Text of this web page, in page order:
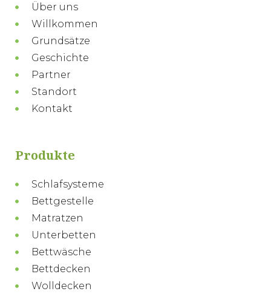
Über uns
Willkommen
Grundsätze
Geschichte
Partner
Standort
Kontakt
Produkte
Schlafsysteme
Bettgestelle
Matratzen
Unterbetten
Bettwäsche
Bettdecken
Wolldecken